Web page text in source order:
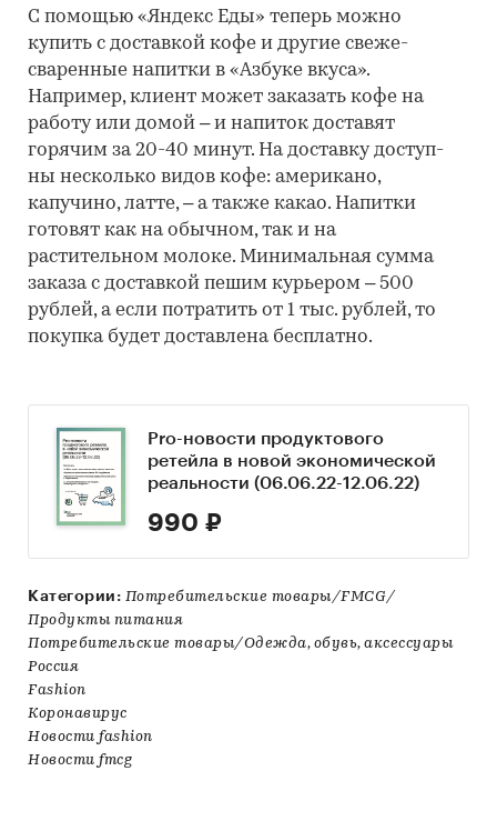
С помощью «Яндекс Еды» теперь можно
купить с доставкой кофе и другие свеже-
сваренные напитки в «Азбуке вкуса».
Например, клиент может заказать кофе на
работу или домой – и напиток доставят
горячим за 20-40 минут. На доставку доступ-
ны несколько видов кофе: американо,
капучино, латте, – а также какао. Напитки
готовят как на обычном, так и на
растительном молоке. Минимальная сумма
заказа с доставкой пешим курьером – 500
рублей, а если потратить от 1 тыс. рублей, то
покупка будет доставлена бесплатно.
Pro-новости продуктового
ретейла в новой экономической
реальности (06.06.22-12.06.22)
990 ₽
Категории: Потребительские товары/FMCG/
Продукты питания
Потребительские товары/Одежда, обувь, аксессуары
Россия
Fashion
Коронавирус
Новости fashion
Новости fmcg